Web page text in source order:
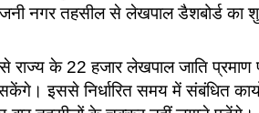
नगर तहसील से लेखपाल डैशबोर्ड का
राज्य के 22 हजार लेखपाल जाति
इससे निर्धारित समय में संबंधित